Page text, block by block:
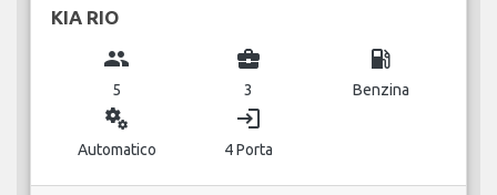
KIA RIO
group
5
business_center
3
local_gas_station
Benzina
miscellaneous_services
Automatico
login
4 Porta